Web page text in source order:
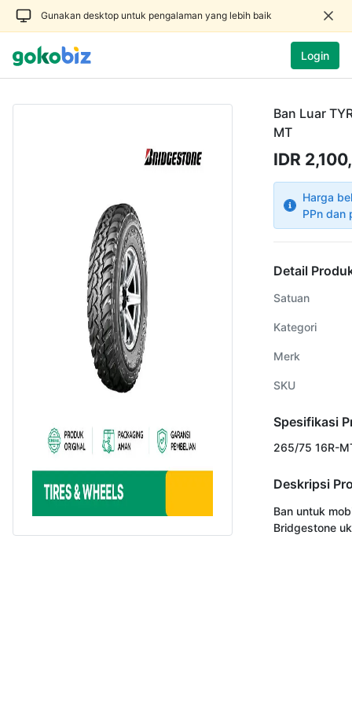
Gunakan desktop untuk pengalaman yang lebih baik
Login
Ban Luar
MT
IDR
Harga
PPn dan
Detail
Satuan
Kategori
Merk
SKU
Spesifikasi
265/75 16R-
Deskripsi
Ban untuk
Bridgestone